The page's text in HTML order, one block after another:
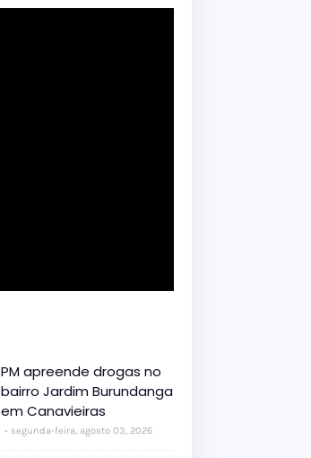
PM apreende drogas no
bairro Jardim Burundanga
em Canavieiras
segunda-feira, agosto 03, 2026